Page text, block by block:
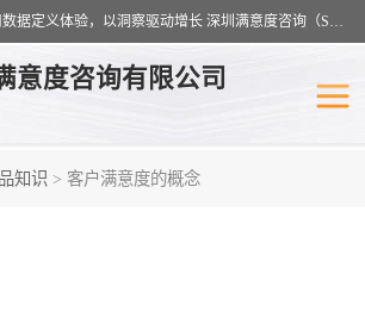
深耕满意度调研18载，用数据定义体验，以洞察驱动增长 深圳满意度咨询（SSC）：十八年专注，丈量每一份体验。
意度咨询有限公司
知识 > 客户满意度的概念